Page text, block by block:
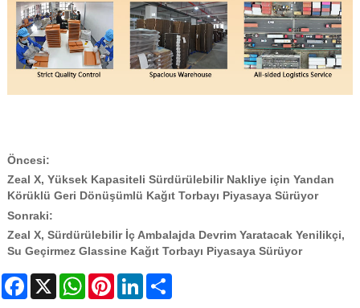
Öncesi:
Zeal X, Yüksek Kapasiteli Sürdürülebilir Nakliye için Yandan
Körüklü Geri Dönüşümlü Kağıt Torbayı Piyasaya Sürüyor
Sonraki:
Zeal X, Sürdürülebilir İç Ambalajda Devrim Yaratacak Yenilikçi,
Su Geçirmez Glassine Kağıt Torbayı Piyasaya Sürüyor
Facebook
X WhatsAppPinterestLinkedIn